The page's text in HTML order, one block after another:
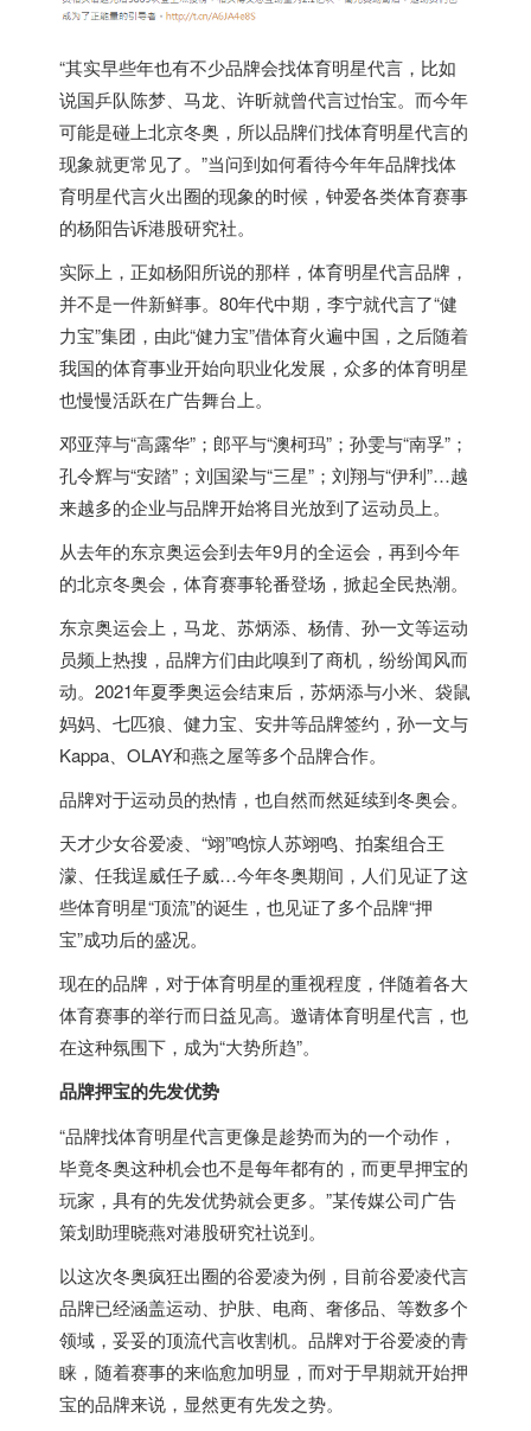
“其实早些年也有不少品牌会找体育明星代言，比如
说国乒队陈梦、马龙、许昕就曾代言过怡宝。而今年
可能是碰上北京冬奥，所以品牌们找体育明星代言的
现象就更常见了。”当问到如何看待今年年品牌找体
育明星代言火出圈的现象的时候，钟爱各类体育赛事
的杨阳告诉港股研究社。
实际上，正如杨阳所说的那样，体育明星代言品牌，
并不是一件新鲜事。80年代中期，李宁就代言了“健
力宝”集团，由此“健力宝”借体育火遍中国，之后随着
我国的体育事业开始向职业化发展，众多的体育明星
也慢慢活跃在广告舞台上。
邓亚萍与“高露华”；郎平与“澳柯玛”；孙雯与“南孚”；
孔令辉与“安踏”；刘国梁与“三星”；刘翔与“伊利”…越
来越多的企业与品牌开始将目光放到了运动员上。
从去年的东京奥运会到去年9月的全运会，再到今年
的北京冬奥会，体育赛事轮番登场，掀起全民热潮。
东京奥运会上，马龙、苏炳添、杨倩、孙一文等运动
员频上热搜，品牌方们由此嗅到了商机，纷纷闻风而
动。2021年夏季奥运会结束后，苏炳添与小米、袋鼠
妈妈、七匹狼、健力宝、安井等品牌签约，孙一文与
Kappa、OLAY和燕之屋等多个品牌合作。
品牌对于运动员的热情，也自然而然延续到冬奥会。
天才少女谷爱凌、“翊”鸣惊人苏翊鸣、拍案组合王
濛、任我逞威任子威…今年冬奥期间，人们见证了这
些体育明星“顶流”的诞生，也见证了多个品牌“押
宝”成功后的盛况。
现在的品牌，对于体育明星的重视程度，伴随着各大
体育赛事的举行而日益见高。邀请体育明星代言，也
在这种氛围下，成为“大势所趋”。
品牌押宝的先发优势
“品牌找体育明星代言更像是趁势而为的一个动作，
毕竟冬奥这种机会也不是每年都有的，而更早押宝的
玩家，具有的先发优势就会更多。”某传媒公司广告
策划助理晓燕对港股研究社说到。
以这次冬奥疯狂出圈的谷爱凌为例，目前谷爱凌代言
品牌已经涵盖运动、护肤、电商、奢侈品、等数多个
领域，妥妥的顶流代言收割机。品牌对于谷爱凌的青
睐，随着赛事的来临愈加明显，而对于早期就开始押
宝的品牌来说，显然更有先发之势。